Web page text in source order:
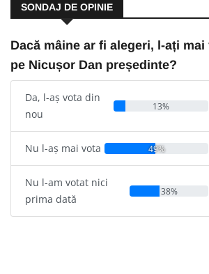
SONDAJ DE OPINIE
Dacă mâine ar fi alegeri, l-ați mai
pe Nicușor Dan președinte?
Da, l-aș vota din
nou
13%
Nu l-aș mai vota 49%
Nu l-am votat nici
prima dată
38%